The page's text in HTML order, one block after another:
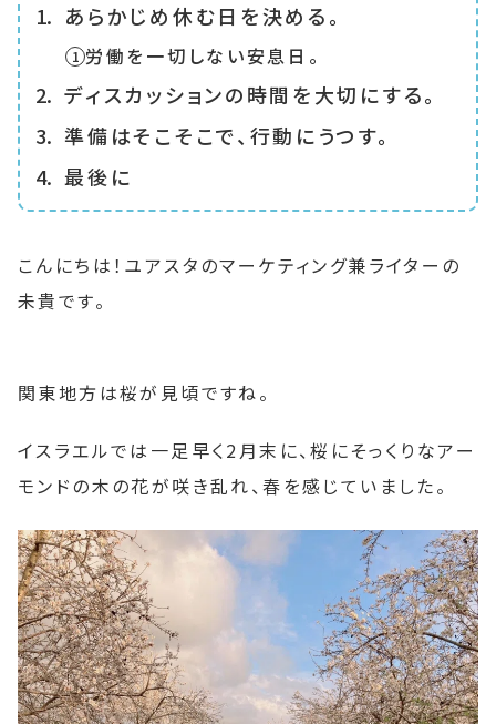
あらかじめ休む日を決める。
労働を一切しない安息日。
ディスカッションの時間を大切にする。
準備はそこそこで、行動にうつす。
最後に
こんにちは！ユアスタのマーケティング兼ライターの
未貴です。
関東地方は桜が見頃ですね。
イスラエルでは一足早く2月末に、桜にそっくりなアー
モンドの木の花が咲き乱れ、春を感じていました。